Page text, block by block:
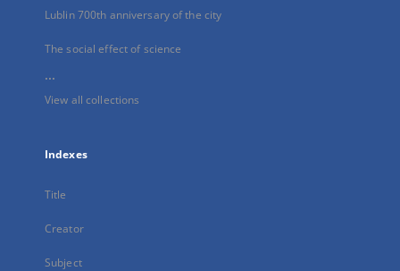
Lublin 700th anniversary of the city
The social effect of science
...
View all collections
Indexes
Title
Creator
Subject